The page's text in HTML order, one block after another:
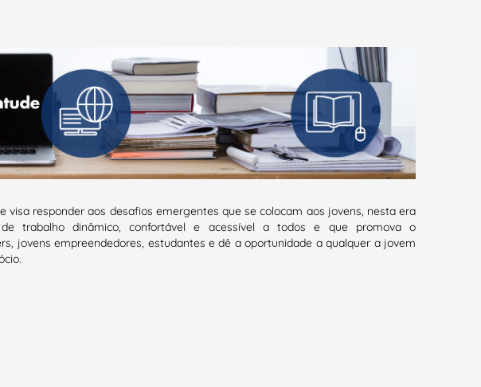
visa responder aos desafios emergentes que se colocam aos jovens, nesta era
trabalho dinâmico, confortável e acessível a todos e que promova o
jovens empreendedores, estudantes e dê a oportunidade a qualquer a jovem